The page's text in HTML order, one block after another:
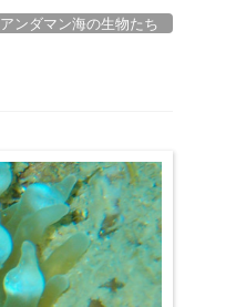
アンダマン海の生物たち